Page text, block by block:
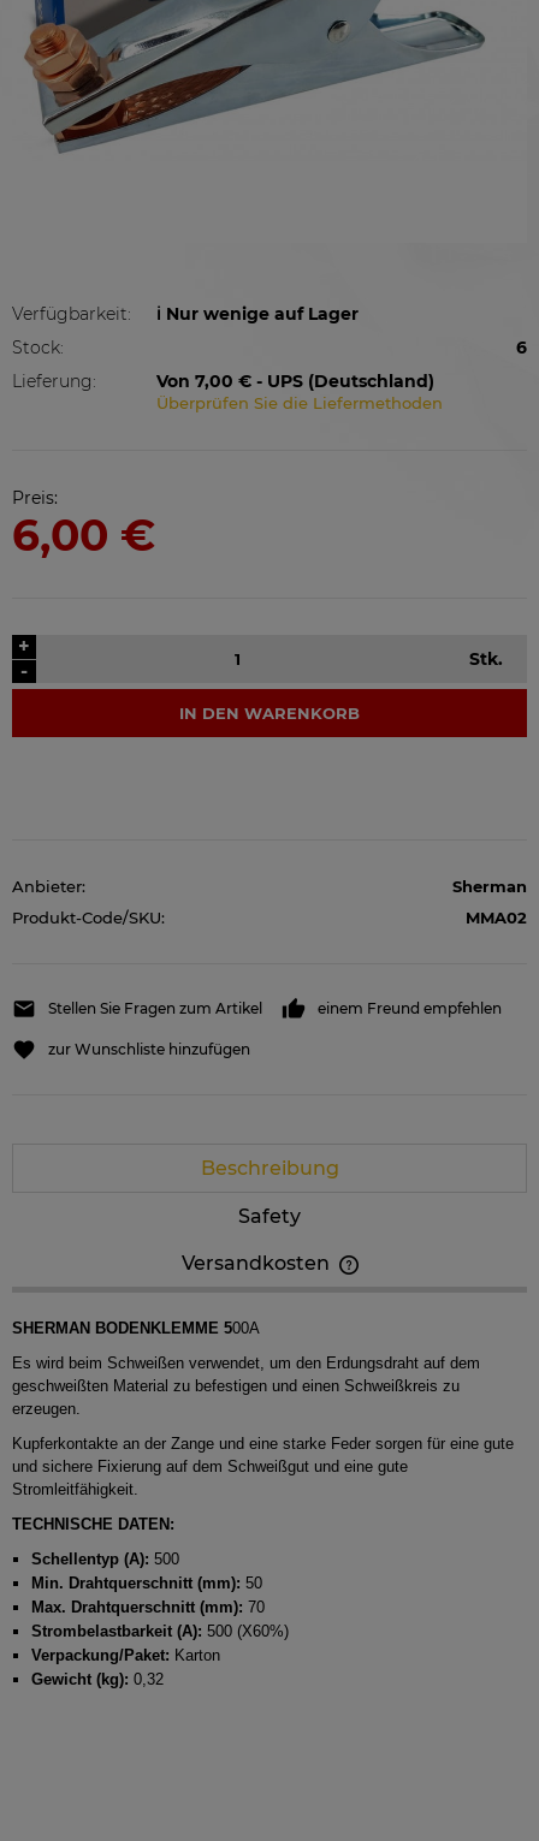
Verfügbarkeit:
ℹ️ Nur wenige auf Lager
Stock:
6
Lieferung:
Von 7,00 € - UPS (Deutschland)
Überprüfen Sie die Liefermethoden
Preis:
6,00 €
-
+
Stk.
IN DEN WARENKORB
Anbieter:
Sherman
Produkt-Code/SKU:
MMA02
Stellen Sie Fragen zum Artikel einem Freund empfehlen
zur Wunschliste hinzufügen
Beschreibung
Safety
Versandkosten
SHERMAN BODENKLEMME 500A
Es wird beim Schweißen verwendet, um den Erdungsdraht auf dem
geschweißten Material zu befestigen und einen Schweißkreis zu
erzeugen.
Kupferkontakte an der Zange und eine starke Feder sorgen für eine gute
und sichere Fixierung auf dem Schweißgut und eine gute
Stromleitfähigkeit.
TECHNISCHE DATEN:
Schellentyp (A): 500
Min. Drahtquerschnitt (mm): 50
Max. Drahtquerschnitt (mm): 70
Strombelastbarkeit (A): 500 (X60%)
Verpackung/Paket: Karton
Gewicht (kg): 0,32